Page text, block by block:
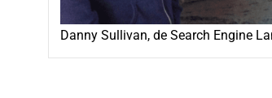
Danny Sullivan, de Search Engine